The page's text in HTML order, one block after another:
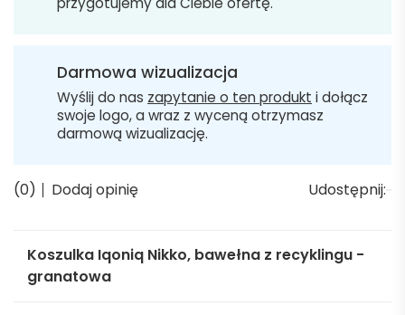
Darmowa wizualizacja
Wyślij do nas zapytanie o ten produkt i dołącz
swoje logo, a wraz z wyceną otrzymasz
darmową wizualizację.
(0) Dodaj opinię Udostępnij:
Koszulka Iqoniq Nikko, bawełna z recyklingu -
granatowa